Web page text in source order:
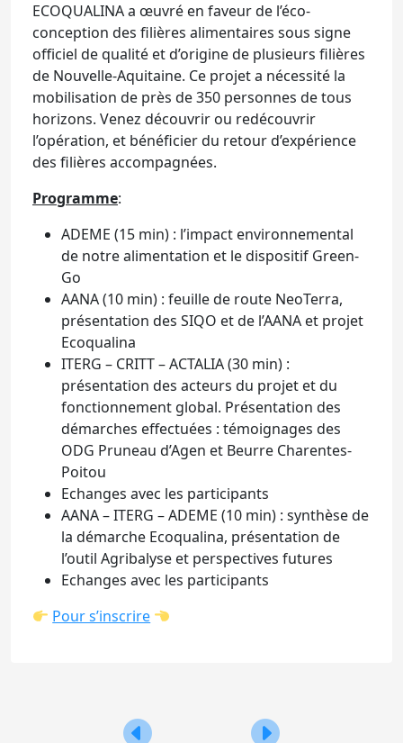
ECOQUALINA a œuvré en faveur de l’éco-
conception des filières alimentaires sous signe
officiel de qualité et d’origine de plusieurs filières
de Nouvelle-Aquitaine. Ce projet a nécessité la
mobilisation de près de 350 personnes de tous
horizons. Venez découvrir ou redécouvrir
l’opération, et bénéficier du retour d’expérience
des filières accompagnées.
Programme:
ADEME (15 min) : l’impact environnemental
de notre alimentation et le dispositif Green-
Go
AANA (10 min) : feuille de route NeoTerra,
présentation des SIQO et de l’AANA et projet
Ecoqualina
ITERG – CRITT – ACTALIA (30 min) :
présentation des acteurs du projet et du
fonctionnement global. Présentation des
démarches effectuées : témoignages des
ODG Pruneau d’Agen et Beurre Charentes-
Poitou
Echanges avec les participants
AANA – ITERG – ADEME (10 min) : synthèse de
la démarche Ecoqualina, présentation de
l’outil Agribalyse et perspectives futures
Echanges avec les participants
Pour s’inscrire
Navigation
Votre avis nous intéresse !Deuxième édition du